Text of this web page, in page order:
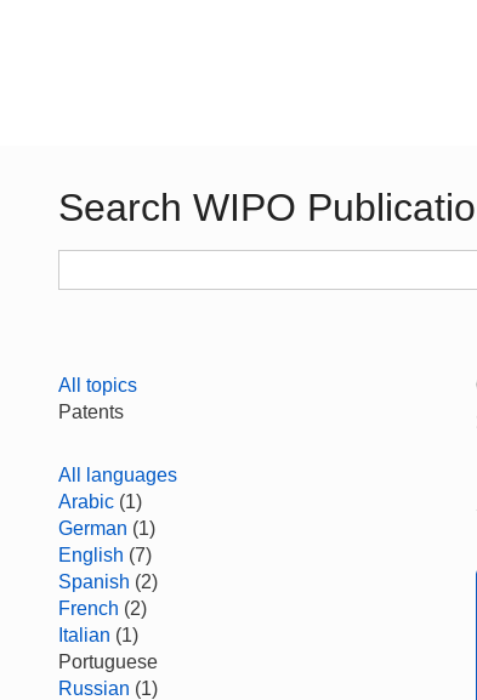
Search WIPO
All topics
Patents
All languages
Arabic (1)
German (1)
English (7)
Spanish (2)
French (2)
Italian (1)
Portuguese
Russian (1)